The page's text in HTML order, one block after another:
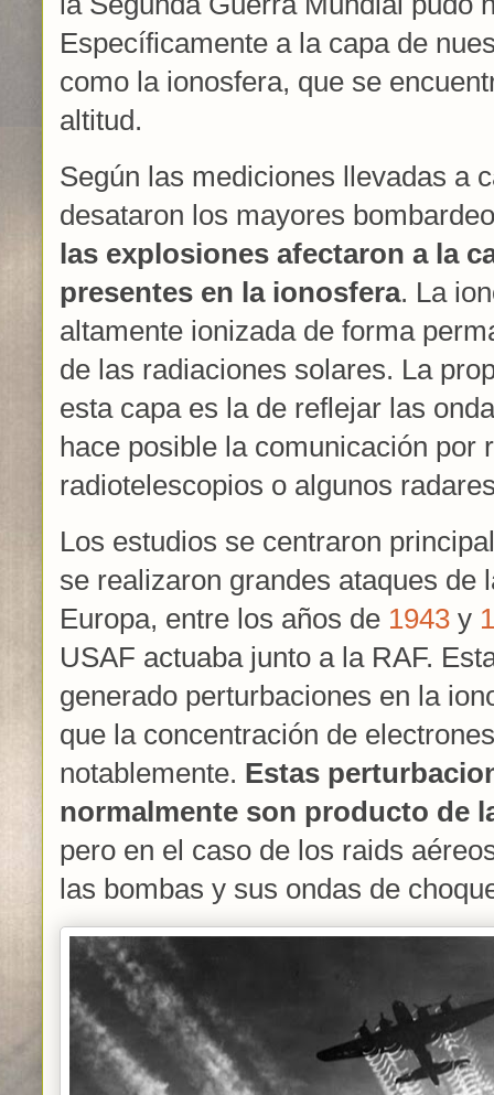
Específicamente a la capa de
como la ionosfera, que se
altitud.
Según las mediciones llevadas a
desataron los mayores
las explosiones afectaron a la
presentes en la ionosfera. La
altamente ionizada de forma
de las radiaciones solares. La
esta capa es la de reflejar las
hace posible la comunicación por
radiotelescopios o algunos
Los estudios se centraron
se realizaron grandes ataques de
Europa, entre los años de 1943 y
USAF actuaba junto a la RAF.
generado perturbaciones en la
que la concentración de
notablemente. Estas
normalmente son producto de
pero en el caso de los raids
las bombas y sus ondas de